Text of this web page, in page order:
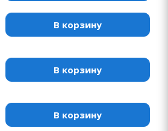
В корзину
В корзину
В корзину